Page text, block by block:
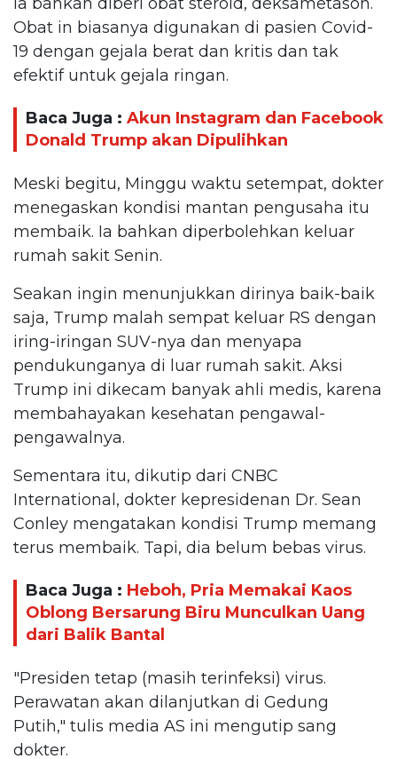
Obat in biasanya digunakan di pasien Covid-
19 dengan gejala berat dan kritis dan tak
efektif untuk gejala ringan.
Baca Juga : Akun Instagram dan Facebook
Donald Trump akan Dipulihkan
Meski begitu, Minggu waktu setempat, dokter
menegaskan kondisi mantan pengusaha itu
membaik. Ia bahkan diperbolehkan keluar
rumah sakit Senin.
Seakan ingin menunjukkan dirinya baik-baik
saja, Trump malah sempat keluar RS dengan
iring-iringan SUV-nya dan menyapa
pendukunganya di luar rumah sakit. Aksi
Trump ini dikecam banyak ahli medis, karena
membahayakan kesehatan pengawal-
pengawalnya.
Sementara itu, dikutip dari CNBC
International, dokter kepresidenan Dr. Sean
Conley mengatakan kondisi Trump memang
terus membaik. Tapi, dia belum bebas virus.
Baca Juga : Heboh, Pria Memakai Kaos
Oblong Bersarung Biru Munculkan Uang
dari Balik Bantal
"Presiden tetap (masih terinfeksi) virus.
Perawatan akan dilanjutkan di Gedung
Putih," tulis media AS ini mengutip sang
dokter.